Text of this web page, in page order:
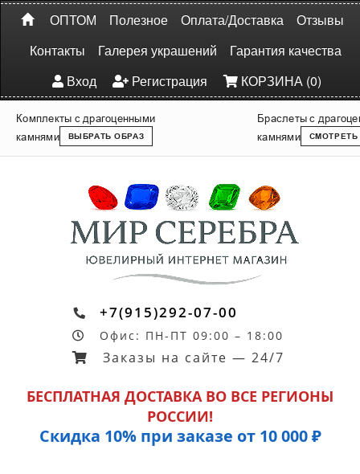
ОПТОМ Полезное Оплата/Доставка
Отзывы
Контакты
Галерея украшений
Гарантия качества
Вход
Регистрация КОРЗИНА (0)
Комплекты с драгоценными
камнями
ВЫБРАТЬ ОБРАЗ
Браслеты с
камнями
СМОТРЕТЬ
+7(915)292-07-00
Офис: ПН-ПТ 09:00 – 18:00
Заказы на сайте — 24/7
БЕСПЛАТНАЯ ДОСТАВКА ВО ВСЕ РЕГИОНЫ
РОССИИ!
Скидка 10% при заказе от 10 000 ₽